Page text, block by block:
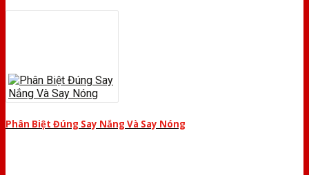
Phân Biệt Đúng Say Nắng Và Say Nóng